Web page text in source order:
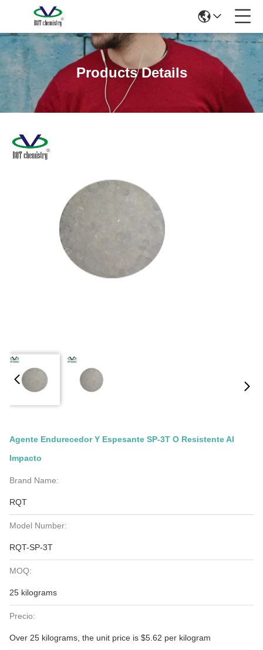
Products Details
Agente Endurecedor Y Espesante SP-3T O Resistente Al
Impacto
Brand Name:
RQT
Model Number:
RQT-SP-3T
MOQ:
25 kilograms
Precio:
Over 25 kilograms, the unit price is $5.62 per kilogram